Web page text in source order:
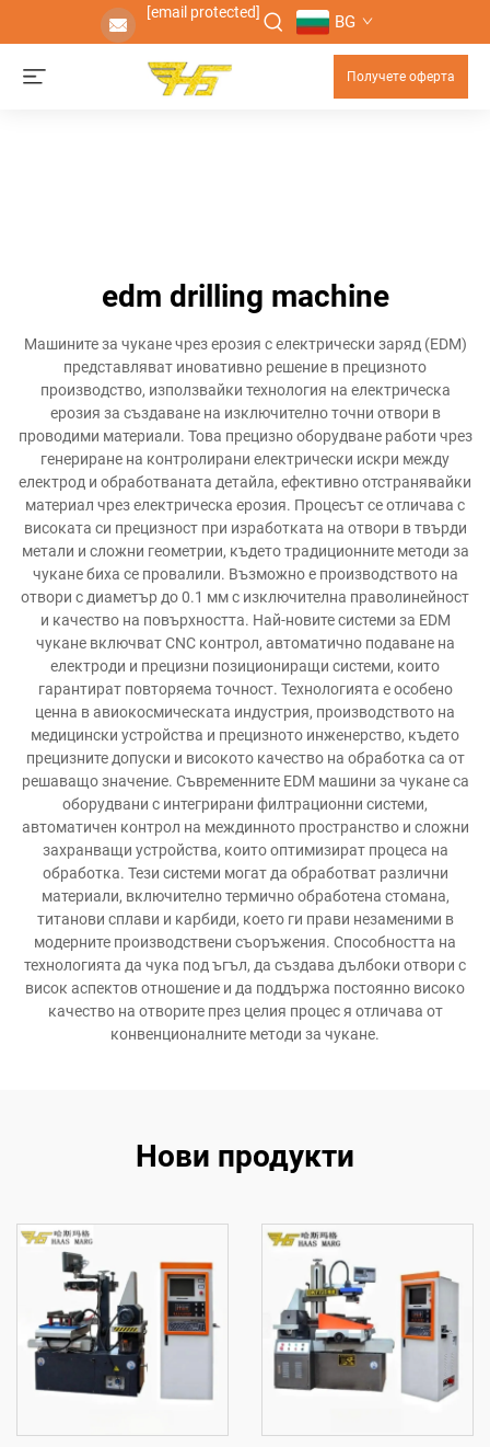
[email protected] BG
Получете оферта
edm drilling machine
Машините за чукане чрез ерозия с електрически заряд (EDM)
представляват иновативно решение в прецизното
производство, използвайки технология на електрическа
ерозия за създаване на изключително точни отвори в
проводими материали. Това прецизно оборудване работи чрез
генериране на контролирани електрически искри между
електрод и обработваната детайла, ефективно отстранявайки
материал чрез електрическа ерозия. Процесът се отличава с
високата си прецизност при изработката на отвори в твърди
метали и сложни геометрии, където традиционните методи за
чукане биха се провалили. Възможно е производството на
отвори с диаметър до 0.1 мм с изключителна праволинейност
и качество на повърхността. Най-новите системи за EDM
чукане включват CNC контрол, автоматично подаване на
електроди и прецизни позициониращи системи, които
гарантират повторяема точност. Технологията е особено
ценна в авиокосмическата индустрия, производството на
медицински устройства и прецизното инженерство, където
прецизните допуски и високото качество на обработка са от
решаващо значение. Съвременните EDM машини за чукане са
оборудвани с интегрирани филтрационни системи,
автоматичен контрол на междинното пространство и сложни
захранващи устройства, които оптимизират процеса на
обработка. Тези системи могат да обработват различни
материали, включително термично обработена стомана,
титанови сплави и карбиди, което ги прави незаменими в
модерните производствени съоръжения. Способността на
технологията да чука под ъгъл, да създава дълбоки отвори с
висок аспектов отношение и да поддържа постоянно високо
качество на отворите през целия процес я отличава от
конвенционалните методи за чукане.
Нови продукти